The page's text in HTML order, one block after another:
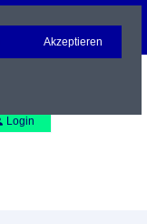
Login
Akzeptieren